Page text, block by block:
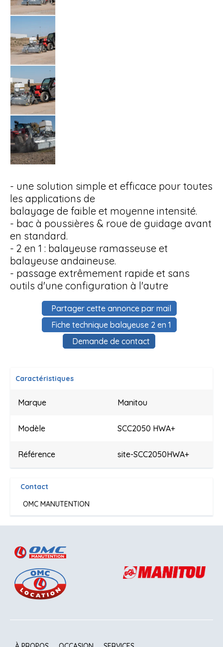
- une solution simple et efficace pour toutes
les applications de
balayage de faible et moyenne intensité.
- bac à poussières & roue de guidage avant
en standard.
- 2 en 1 : balayeuse ramasseuse et
balayeuse andaineuse.
- passage extrêmement rapide et sans
outils d'une configuration à l'autre
Demande de contact
Partager cette annonce par mail
Fiche technique balayeuse 2 en 1
Caractéristiques
Marque Manitou
Modèle SCC2050 HWA+
Référence site-SCC2050HWA+
Contact
OMC MANUTENTION